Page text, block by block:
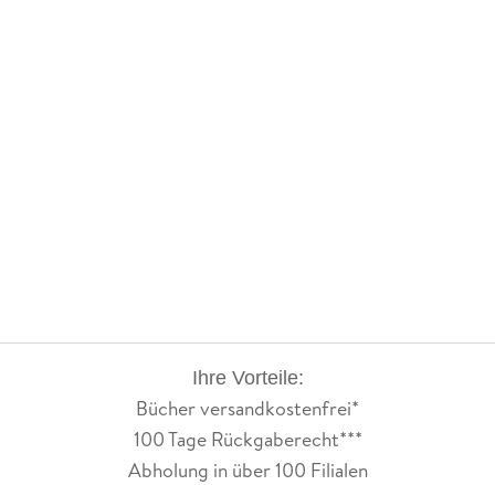
Ihre Vorteile:
Bücher versandkostenfrei*
100 Tage Rückgaberecht***
Abholung in über 100 Filialen